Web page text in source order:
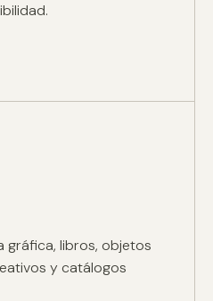
gráfica, libros, objetos
y catálogos